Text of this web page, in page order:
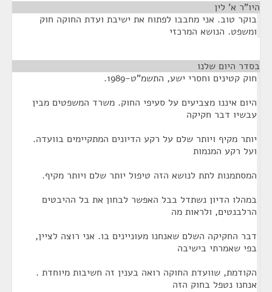
היו"ר א' לין
בוקר טוב. אני מחבבו לפתוח את ישיבת ועדת החוקה חוק
ומשפט. הנושא המרכזי
בסדר היום שלנו
חוק קטינים וחסרי ישע, התשמ"ט-1989.
היום איננו מצביעים על סעיפי החוק. משרד המשפטים מבין
עבשיו דבר חקיקה
יותר מקיף ויותר שלם על רקע הדיונים המתקיימים בוועדה.
ועל רקע המנמות
המסתמנות לתת לנושא הזה טיפול יותר שלם ויותר מקיף.
במהלו הדיון נשתדל בבל האפשר לבחון את בל ההיבטים
הרלבנטים, ולראות מה
דבר החקיקה השלם שאנחנו מעוניינים בו. אני רוצה לציין,
בפי שאמרתי בישיבה
הקודמת, שוועדת החוקה רואה בענין זה חשיבות מיוחדת .
אנחנו נטפל בחוק הזה